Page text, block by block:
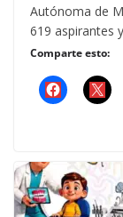
Autónoma de
619 aspirantes
Comparte esto: